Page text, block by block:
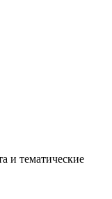
и тематические